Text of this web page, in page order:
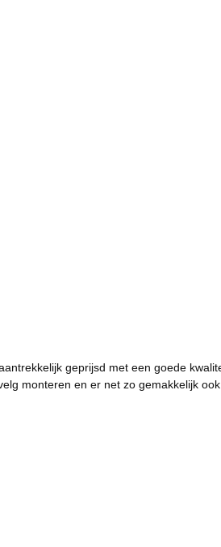
geprijsd met een goede
monteren en er net zo gemakkelijk